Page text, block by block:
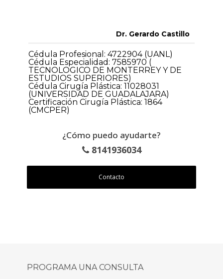
Dr. Gerardo Castillo
Cédula Profesional: 4722904 (UANL)
Cédula Especialidad: 7585970 (
TECNOLOGICO DE MONTERREY Y DE
ESTUDIOS SUPERIORES)
Cédula Cirugía Plástica: 11028031
(UNIVERSIDAD DE GUADALAJARA)
Certificación Cirugía Plástica: 1864
(CMCPER)
¿Cómo puedo ayudarte?
8141936034
Contacto
PROGRAMA UNA CONSULTA